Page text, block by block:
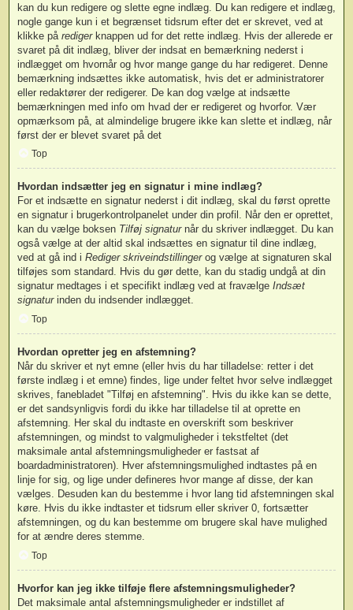
kan du kun redigere og slette egne indlæg. Du kan redigere et indlæg,
nogle gange kun i et begrænset tidsrum efter det er skrevet, ved at
klikke på redigerknappen ud for det rette indlæg. Hvis der allerede er
svaret på dit indlæg, bliver der indsat en bemærkning nederst i
indlægget om hvornår og hvor mange gange du har redigeret. Denne
bemærkning indsættes ikke automatisk, hvis det er administratorer
eller redaktører der redigerer. De kan dog vælge at indsætte
bemærkningen med info om hvad der er redigeret og hvorfor. Vær
opmærksom på, at almindelige brugere ikke kan slette et indlæg, når
først der er blevet svaret på det
Top
Hvordan indsætter jeg en signatur i mine indlæg?
For et indsætte en signatur nederst i dit indlæg, skal du først oprette
en signatur i brugerkontrolpanelet under din profil. Når den er oprettet,
kan du vælge boksen Tilføj signaturnår du skriver indlægget. Du kan
også vælge at der altid skal indsættes en signatur til dine indlæg,
ved at gå ind i Rediger skriveindstillingerog vælge at signaturen skal
tilføjes som standard. Hvis du gør dette, kan du stadig undgå at din
signatur medtages i et specifikt indlæg ved at fravælge Indsæt
signaturinden du indsender indlægget.
Top
Hvordan opretter jeg en afstemning?
Når du skriver et nyt emne (eller hvis du har tilladelse: retter i det
første indlæg i et emne) findes, lige under feltet hvor selve indlægget
skrives, fanebladet "Tilføj en afstemning". Hvis du ikke kan se dette,
er det sandsynligvis fordi du ikke har tilladelse til at oprette en
afstemning. Her skal du indtaste en overskrift som beskriver
afstemningen, og mindst to valgmuligheder i tekstfeltet (det
maksimale antal afstemningsmuligheder er fastsat af
boardadministratoren). Hver afstemningsmulighed indtastes på en
linje for sig, og lige under defineres hvor mange af disse, der kan
vælges. Desuden kan du bestemme i hvor lang tid afstemningen skal
køre. Hvis du ikke indtaster et tidsrum eller skriver 0, fortsætter
afstemningen, og du kan bestemme om brugere skal have mulighed
for at ændre deres stemme.
Top
Hvorfor kan jeg ikke tilføje flere afstemningsmuligheder?
Det maksimale antal afstemningsmuligheder er indstillet af